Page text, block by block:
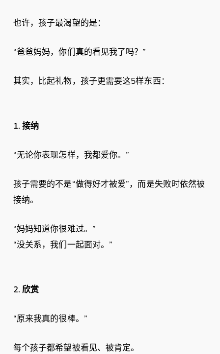
也许，孩子最渴望的是：
“爸爸妈妈，你们真的看见我了吗？”
其实，比起礼物，孩子更需要这5样东西：
1.接纳
“无论你表现怎样，我都爱你。”
孩子需要的不是“做得好才被爱”，而是失败时依然被
接纳。
“妈妈知道你很难过。”
“没关系，我们一起面对。”
2.欣赏
“原来我真的很棒。”
每个孩子都希望被看见、被肯定。